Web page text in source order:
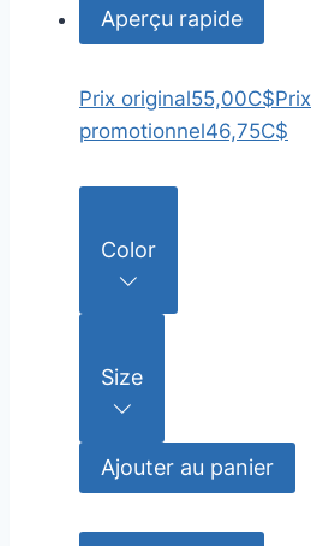
Aperçu rapide
Prix original55,00C$Prix
promotionnel46,75C$
Color
Size
Ajouter au panier